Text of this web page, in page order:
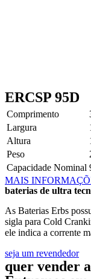
ERCSP 95D
Comprimento
Largura
Altura
Peso
Capacidade Nominal
MAIS
baterias de ultra
As Baterias Erbs
sigla para Cold
ele indica a corrente
seja um revendedor
quer vender